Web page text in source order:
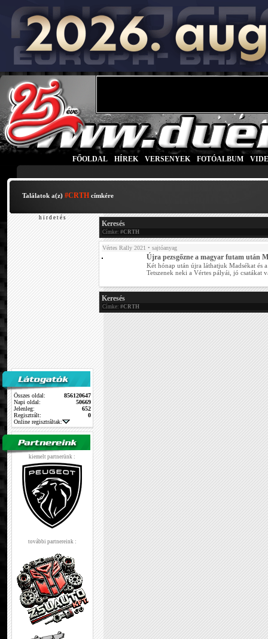
FŐOLDAL HÍREK VERSENYEK FOTÓALBUM
Találatok a(z)#CRTH címkére
h i r d e t é s
Összes oldal:
856120647
Napi oldal:
50669
Jelenleg:
652
Regisztrált:
0
Online regisztráltak:
kiemelt partnerünk :
további partnereink :
Keresés
Címke: #CRTH
Vértes Rally 2021 • sajtóanyag
Újra pezsgőzne a magyar futam után
Két hónap után újra láthatjuk Madsékat és
Tetszenek neki a Vértes pályái, jó csatákat
Keresés
Címke: #CRTH